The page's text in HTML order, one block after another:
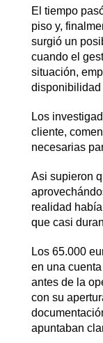
El tiempo
piso y,
surgió un
cuando el
situación,
disponibilidad
Los
cliente,
necesarias
Asi supieron
realidad
que casi
Los 65.000
en una
antes de la
con su
apuntaban